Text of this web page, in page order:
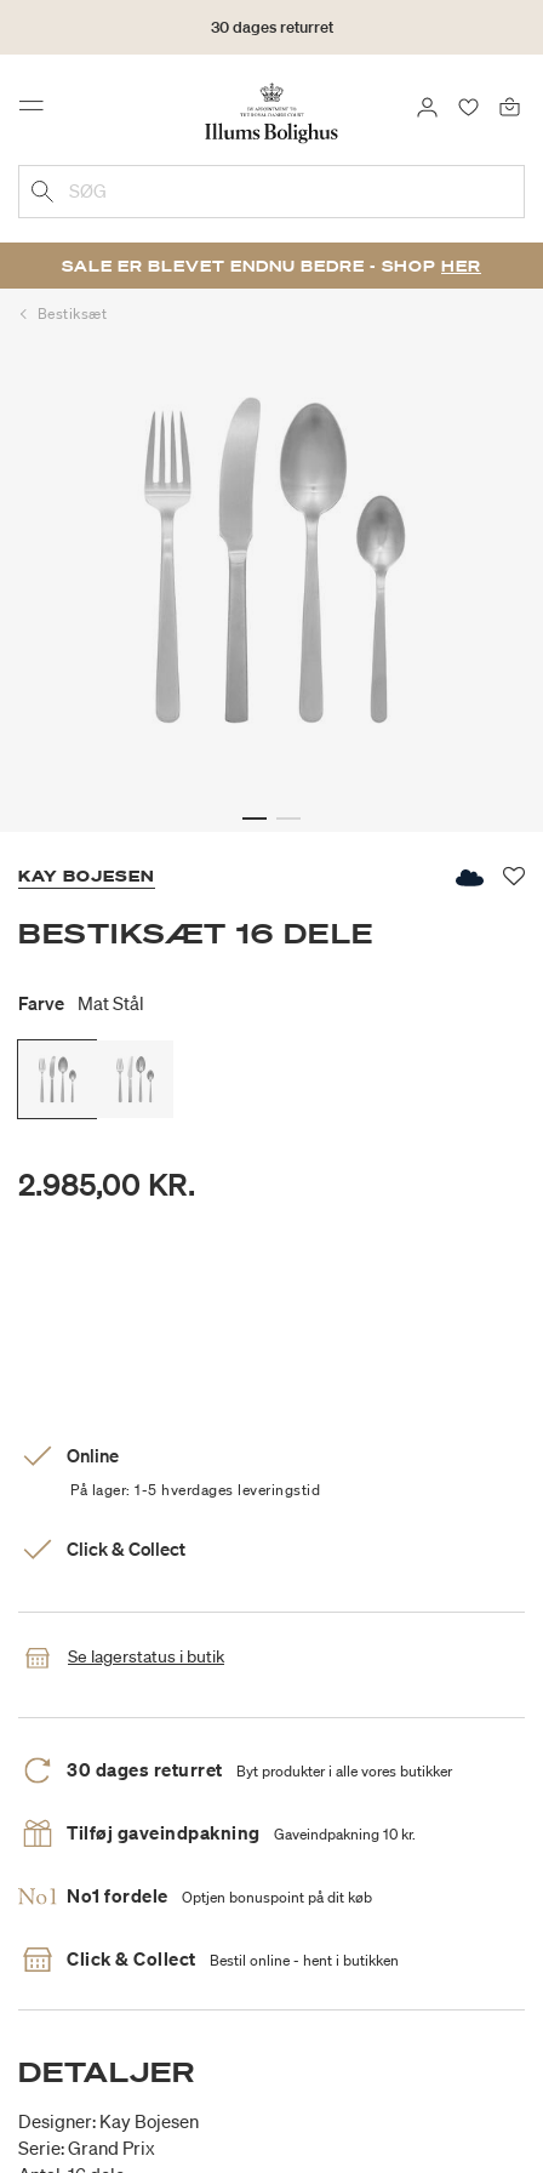
30 dages returret
Menu LOG IND
SØG
SALE ER BLEVET ENDNU BEDRE - SHOP HER
Bestiksæt
KAY BOJESEN
BESTIKSÆT 16 DELE
Farve Mat Stål
2.985,00 KR.
Online
På lager: 1-5 hverdages leveringstid
Click & Collect
Se lagerstatus i butik
30 dages returret Byt produkter i alle vores butikker
Tilføj gaveindpakning Gaveindpakning 10 kr.
No1 fordele Optjen bonuspoint på dit køb
Click & Collect Bestil online - hent i butikken
DETALJER
Designer: Kay Bojesen
Serie: Grand Prix